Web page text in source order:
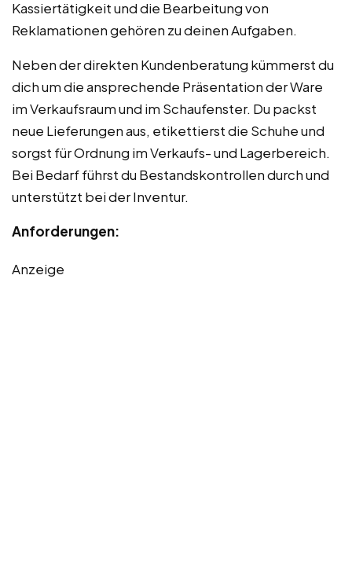
Kassiertätigkeit und die Bearbeitung von
Reklamationen gehören zu deinen Aufgaben.
Neben der direkten Kundenberatung kümmerst du
dich um die ansprechende Präsentation der Ware
im Verkaufsraum und im Schaufenster. Du packst
neue Lieferungen aus, etikettierst die Schuhe und
sorgst für Ordnung im Verkaufs- und Lagerbereich.
Bei Bedarf führst du Bestandskontrollen durch und
unterstützt bei der Inventur.
Anforderungen:
Anzeige